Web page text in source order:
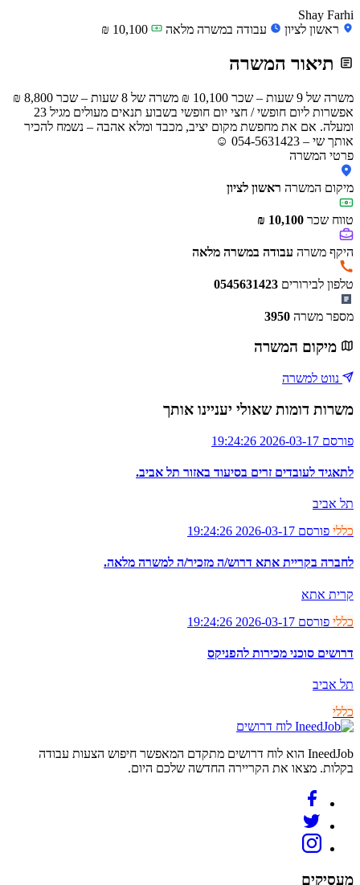
Shay Farhi
ראשון לציון
עבודה במשרה מלאה
תיאור המשרה
משרה של 9 שעות – שכר 10,100 ₪ משרה של 8 שעות – שכר 8,800 ₪
אפשרות ליום חופשי / חצי יום חופשי בשבוע תנאים מעולים מגיל 23
ומעלה. אם את מחפשת מקום יציב, מכבד ומלא אהבה – נשמח להכיר
אותך שי – 054-5631423 ☺
פרטי המשרה
מיקום המשרה ראשון לציון
טווח שכר 10,100 ₪
היקף משרה עבודה במשרה מלאה
טלפון לבירורים 0545631423
מספר משרה 3950
מיקום המשרה
נווט למשרה
משרות דומות שאולי יעניינו אותך
פורסם 2026-03-17 19:24:26
לתאגיד לעובדים זרים בסיעוד באזור תל אביב.
תל אביב
כללי פורסם 2026-03-17 19:24:26
לחברה בקריית אתא דרוש/ה מזכיר/ה למשרה מלאה.
קרית אתא
כללי פורסם 2026-03-17 19:24:26
דרושים סוכני מכירות להפניקס
תל אביב
כללי
לוח דרושים
IneedJob הוא לוח דרושים מתקדם המאפשר חיפוש הצעות עבודה
בקלות. מצאו את הקריירה החדשה שלכם היום.
מעסיקים